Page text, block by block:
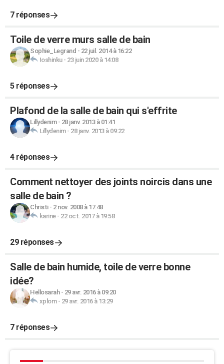
7 réponses
Toile de verre murs salle de bain
Sophie_Legrand - 22 juil. 2014 à 16:22
Ioshinku- 23 juin 2020 à 14:08
5 réponses
Plafond de la salle de bain qui s'effrite
Lillydenim- 28 janv. 2013 à 01:41
Lillydenim- 28 janv. 2013 à 09:22
4 réponses
Comment nettoyer des joints noircis dans une
salle de bain ?
Christi- 2 nov. 2008 à 17:48
karine- 22 oct. 2017 à 19:58
29 réponses
Salle de bain humide, toile de verre bonne
idée?
Hellosarah- 29 avr. 2016 à 09:20
xplom- 29 avr. 2016 à 13:29
7 réponses